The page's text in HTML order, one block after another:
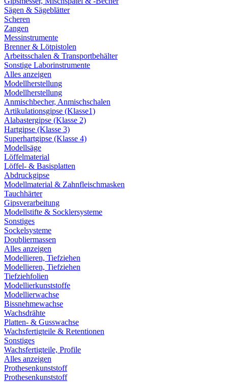
Sägen & Sägeblätter
Scheren
Zangen
Messinstrumente
Brenner & Lötpistolen
Arbeitsschalen & Transportbehälter
Sonstige Laborinstrumente
Alles anzeigen
Modellherstellung
Modellherstellung
Anmischbecher, Anmischschalen
Artikulationsgipse (Klasse1)
Alabastergipse (Klasse 2)
Hartgipse (Klasse 3)
Superhartgipse (Klasse 4)
Modellsäge
Löffelmaterial
Löffel- & Basisplatten
Abdruckgipse
Modellmaterial & Zahnfleischmasken
Tauchhärter
Gipsverarbeitung
Modellstifte & Socklersysteme
Sonstiges
Sockelsysteme
Doubliermassen
Alles anzeigen
Modellieren, Tiefziehen
Modellieren, Tiefziehen
Tiefziehfolien
Modellierkunststoffe
Modellierwachse
Bissnehmewachse
Wachsdrähte
Platten- & Gusswachse
Wachsfertigteile & Retentionen
Sonstiges
Wachsfertigteile, Profile
Alles anzeigen
Prothesenkunststoff
Prothesenkunststoff